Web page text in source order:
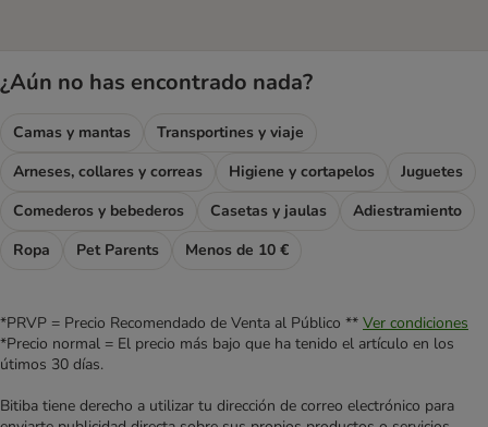
¿Aún no has encontrado nada?
Camas y mantas
Transportines y viaje
Arneses, collares y correas
Higiene y cortapelos
Juguetes
Comederos y bebederos
Casetas y jaulas
Adiestramiento
Ropa
Pet Parents Menos de 10 €
*PRVP = Precio Recomendado de Venta al Público ** Ver condiciones
*Precio normal = El precio más bajo que ha tenido el artículo en los
útimos 30 días.
Bitiba tiene derecho a utilizar tu dirección de correo electrónico para